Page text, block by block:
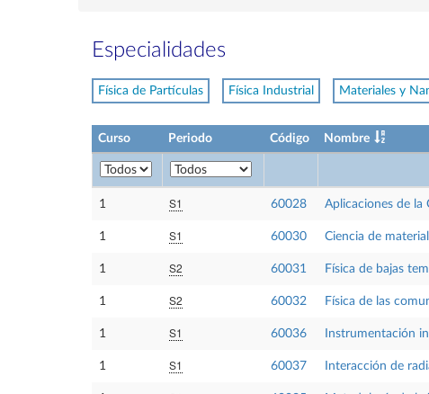
Especialidades
Física de Partículas Física Industrial Materiales y
Curso Periodo Código Nombre
1 S1 60028 Aplicaciones de la
1 S1 60030 Ciencia de
1 S2 60031 Física de bajas
1 S2 60032 Física de las
1 S1 60036 Instrumentación
1 S1 60037 Interacción de